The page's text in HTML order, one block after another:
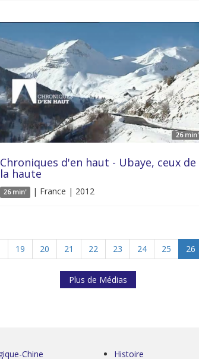
26 min'
Chroniques d'en haut - Ubaye, ceux de
la haute
26 min' | France | 2012
19 20 21 22 23 24 25 26
Plus de Médias
Chine Histoire